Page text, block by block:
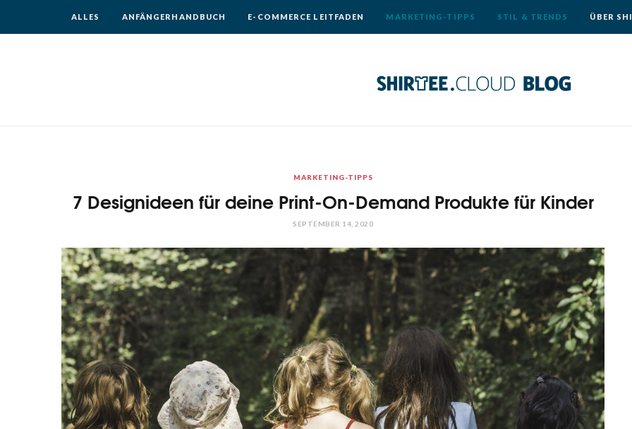
ALLES ANFÄNGERHANDBUCH E-COMMERCE LEITFADEN MARKETING-TIPPS STIL & TRENDS ÜBER
MARKETING-TIPPS
7 Designideen für deine Print-On-Demand Produkte für Kinder
SEPTEMBER 14, 2020